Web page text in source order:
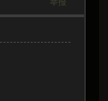
举报